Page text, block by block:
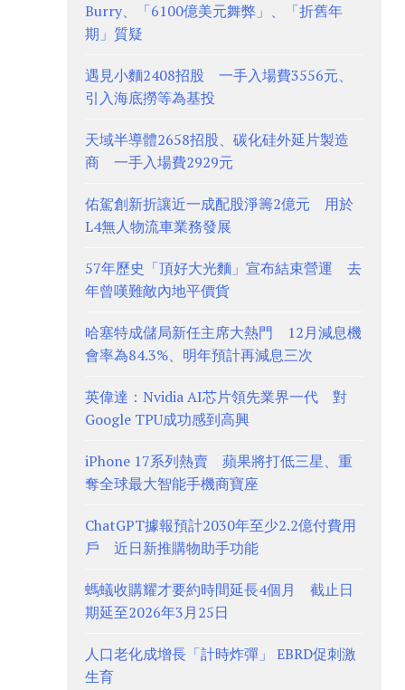
Burry、「6100億美元舞弊」、「折舊年
期」質疑
遇見小麵2408招股 一手入場費3556元、
引入海底撈等為基投
天域半導體2658招股、碳化硅外延片製造
商 一手入場費2929元
佑駕創新折讓近一成配股淨籌2億元 用於
L4無人物流車業務發展
57年歷史「頂好大光麵」宣布結束營運 去
年曾嘆難敵內地平價貨
哈塞特成儲局新任主席大熱門 12月減息機
會率為84.3%、明年預計再減息三次
英偉達：Nvidia AI芯片領先業界一代 對
Google TPU成功感到高興
iPhone 17系列熱賣 蘋果將打低三星、重
奪全球最大智能手機商寶座
ChatGPT據報預計2030年至少2.2億付費用
戶 近日新推購物助手功能
螞蟻收購耀才要約時間延長4個月 截止日
期延至2026年3月25日
人口老化成增長「計時炸彈」 EBRD促刺激
生育